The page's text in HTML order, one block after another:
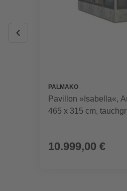
PALMAKO
Pavillon »Isabella«,
465 x 315 cm,
10.999,00 €